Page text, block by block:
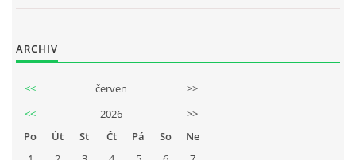
ARCHIV
<< červen
>>
<<
2026
>>
Po
Út St Čt Pá So
Ne